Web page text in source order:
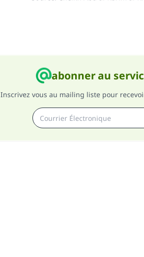
abonner au
Inscrivez vous au mailing liste pour